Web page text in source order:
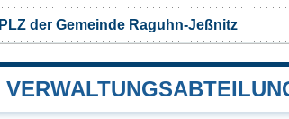
PLZ der Gemeinde Raguhn-Jeßnitz